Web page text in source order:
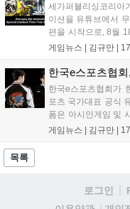
세가퍼블리싱코리아
이션을 유튜브에서
편을 시작으로, 8월
월 15일부터 10월 14
영상 및 대형 전광판
게임뉴스 | 김규만 |
한국e스포츠협
한국e스포츠협회가
포츠 국가대표 공식
폼은 아시안게임 및
구성된 컬렉션은 오
게임뉴스 | 김규만 |
목록
로그인